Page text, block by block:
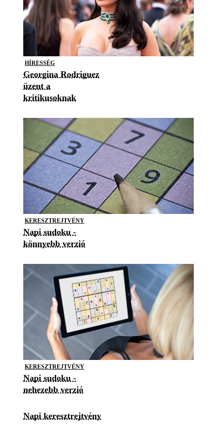
HÍRESSÉG
Georgina Rodriguez
üzent a
kritikusoknak
KERESZTREJTVÉNY
Napi sudoku -
könnyebb verzió
KERESZTREJTVÉNY
Napi sudoku -
nehezebb verzió
Napi keresztrejtvény